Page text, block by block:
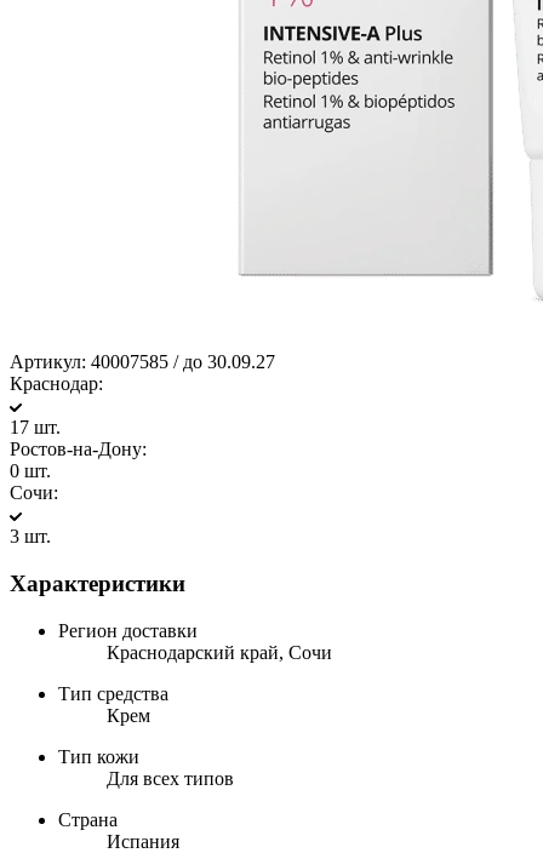
Артикул: 40007585 / до 30.09.27
Краснодар:
17 шт.
Ростов-на-Дону:
0 шт.
Сочи:
3 шт.
Характеристики
Регион доставки
Краснодарский край, Сочи
Тип средства
Крем
Тип кожи
Для всех типов
Страна
Испания